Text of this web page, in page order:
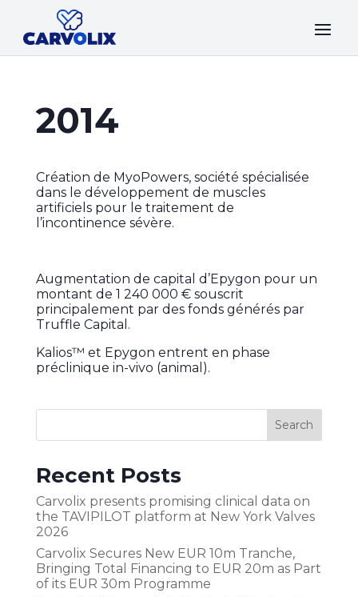
2014
Création de MyoPowers, société spécialisée
dans le développement de muscles
artificiels pour le traitement de
l’incontinence sévère.
Augmentation de capital d’Epygon pour un
montant de 1 240 000 € souscrit
principalement par des fonds générés par
Truffle Capital.
Kalios™ et Epygon entrent en phase
préclinique in-vivo (animal).
Recent Posts
Carvolix presents promising clinical data on
the TAVIPILOT platform at New York Valves
2026
Carvolix Secures New EUR 10m Tranche,
Bringing Total Financing to EUR 20m as Part
of its EUR 30m Programme